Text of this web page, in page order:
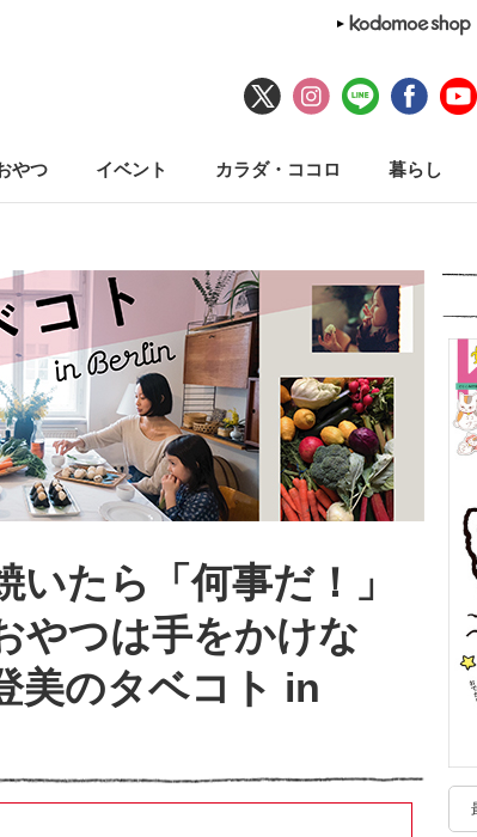
やつ イベント カラダ・ココロ 暮らし
たら「何事だ！」
やつは手をかけな
美のタベコト in